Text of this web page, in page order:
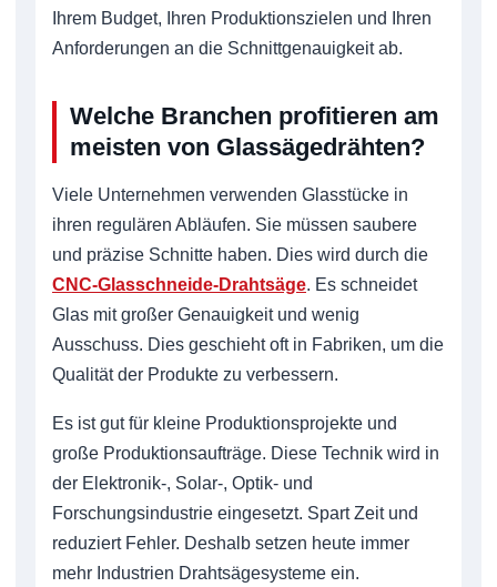
Ihrem Budget, Ihren Produktionszielen und Ihren
Anforderungen an die Schnittgenauigkeit ab.
Welche Branchen profitieren am
meisten von Glassägedrähten?
Viele Unternehmen verwenden Glasstücke in
ihren regulären Abläufen. Sie müssen saubere
und präzise Schnitte haben. Dies wird durch die
CNC-Glasschneide-Drahtsäge. Es schneidet
Glas mit großer Genauigkeit und wenig
Ausschuss. Dies geschieht oft in Fabriken, um die
Qualität der Produkte zu verbessern.
Es ist gut für kleine Produktionsprojekte und
große Produktionsaufträge. Diese Technik wird in
der Elektronik-, Solar-, Optik- und
Forschungsindustrie eingesetzt. Spart Zeit und
reduziert Fehler. Deshalb setzen heute immer
mehr Industrien Drahtsägesysteme ein.